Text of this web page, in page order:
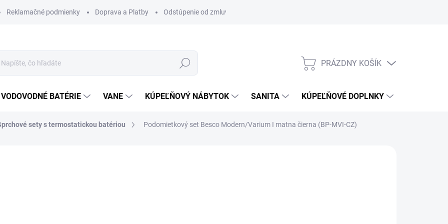
Reklamačné podmienky Doprava a Platby Odstúpenie od zmluvy
Hľadať
NÁKUPNÝ
PRÁZDNY KOŠÍK
VODOVODNÉ BATÉRIE VANE KÚPEĽŇOVÝ NÁBYTOK SANITA KÚPEĽŇOVÉ DOPLNKY
sety s termostatickou batériou Podomietkový set Besco Modern/Varium I matna čierna (BP-MVI-CZ)